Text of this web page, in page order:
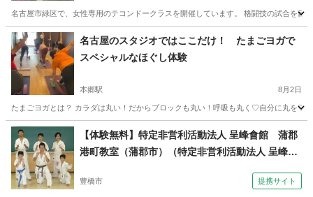
名古屋市緑区で、女性専用のテコンドークラスを開催しています。 格闘技の試合を
愛知 名古屋市 徳重駅 空手/他格闘技
名古屋のスタジオではここだけ！ たまごヨガで
スペシャルなほぐし体験
本郷駅 8月2日
たまごヨガとは？ カラダは丸い！だからブロックも丸い！呼吸も丸く♡自分に丸を♡
愛知 名古屋市 本郷駅 ヨガ スタジオ
【体験無料】特定非営利活動法人 呈峰會館 蒲郡
港町教室（蒲郡市）（特定非営利活動法人 呈峰會
～）
豊橋市 提携サイト